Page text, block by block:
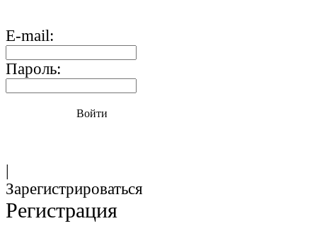
E-mail:
Пароль:
Войти
|
Зарегистрироваться
Регистрация